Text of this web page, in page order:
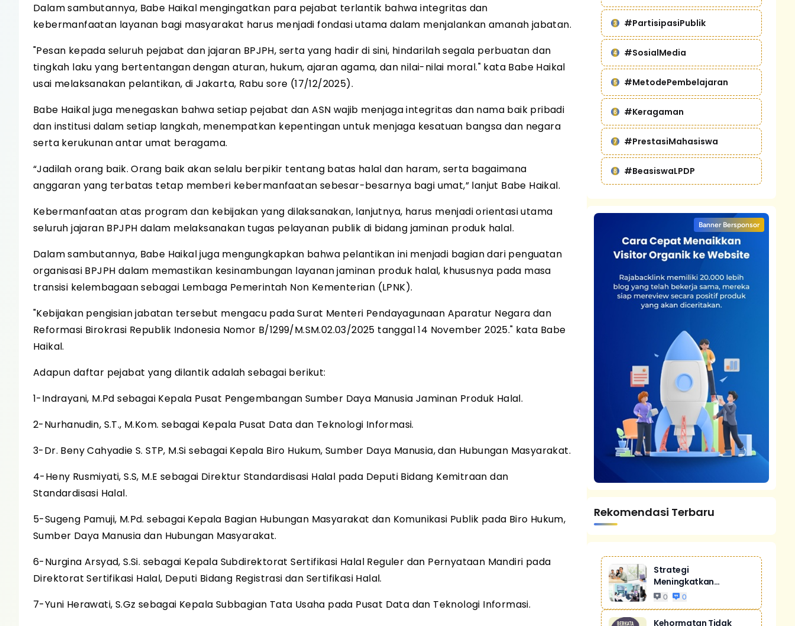
Dalam sambutannya, Babe Haikal mengingatkan para pejabat terlantik bahwa integritas dan
kebermanfaatan layanan bagi masyarakat harus menjadi fondasi utama dalam menjalankan amanah jabatan.
"Pesan kepada seluruh pejabat dan jajaran BPJPH, serta yang hadir di sini, hindarilah segala perbuatan dan
tingkah laku yang bertentangan dengan aturan, hukum, ajaran agama, dan nilai-nilai moral." kata Babe Haikal
usai melaksanakan pelantikan, di Jakarta, Rabu sore (17/12/2025).
Babe Haikal juga menegaskan bahwa setiap pejabat dan ASN wajib menjaga integritas dan nama baik pribadi
dan institusi dalam setiap langkah, menempatkan kepentingan untuk menjaga kesatuan bangsa dan negara
serta kerukunan antar umat beragama.
“Jadilah orang baik. Orang baik akan selalu berpikir tentang batas halal dan haram, serta bagaimana
anggaran yang terbatas tetap memberi kebermanfaatan sebesar-besarnya bagi umat,” lanjut Babe Haikal.
Kebermanfaatan atas program dan kebijakan yang dilaksanakan, lanjutnya, harus menjadi orientasi utama
seluruh jajaran BPJPH dalam melaksanakan tugas pelayanan publik di bidang jaminan produk halal.
Dalam sambutannya, Babe Haikal juga mengungkapkan bahwa pelantikan ini menjadi bagian dari penguatan
organisasi BPJPH dalam memastikan kesinambungan layanan jaminan produk halal, khususnya pada masa
transisi kelembagaan sebagai Lembaga Pemerintah Non Kementerian (LPNK).
"Kebijakan pengisian jabatan tersebut mengacu pada Surat Menteri Pendayagunaan Aparatur Negara dan
Reformasi Birokrasi Republik Indonesia Nomor B/1299/M.SM.02.03/2025 tanggal 14 November 2025." kata Babe
Haikal.
Adapun daftar pejabat yang dilantik adalah sebagai berikut:
1-Indrayani, M.Pd sebagai Kepala Pusat Pengembangan Sumber Daya Manusia Jaminan Produk Halal.
2-Nurhanudin, S.T., M.Kom. sebagai Kepala Pusat Data dan Teknologi Informasi.
3-Dr. Beny Cahyadie S. STP, M.Si sebagai Kepala Biro Hukum, Sumber Daya Manusia, dan Hubungan Masyarakat.
4-Heny Rusmiyati, S.S, M.E sebagai Direktur Standardisasi Halal pada Deputi Bidang Kemitraan dan
Standardisasi Halal.
5-Sugeng Pamuji, M.Pd. sebagai Kepala Bagian Hubungan Masyarakat dan Komunikasi Publik pada Biro Hukum,
Sumber Daya Manusia dan Hubungan Masyarakat.
6-Nurgina Arsyad, S.Si. sebagai Kepala Subdirektorat Sertifikasi Halal Reguler dan Pernyataan Mandiri pada
Direktorat Sertifikasi Halal, Deputi Bidang Registrasi dan Sertifikasi Halal.
7-Yuni Herawati, S.Gz sebagai Kepala Subbagian Tata Usaha pada Pusat Data dan Teknologi Informasi.
#PartisipasiPublik
#SosialMedia
#MetodePembelajaran
#Keragaman
#PrestasiMahasiswa
#BeasiswaLPDP
Banner Bersponsor
Rekomendasi Terbaru
Strategi
Meningkatkan
Penjualan Melalui
0 0
Kehormatan Tidak